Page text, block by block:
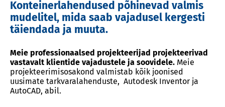
Konteinerlahendused põhinevad valmis
mudelitel, mida saab vajadusel kergesti
täiendada ja muuta.
Meie professionaalsed projekteerijad projekteerivad
vastavalt klientide vajadustele ja soovidele. Meie
projekteerimisosakond valmistab kõik joonised
uusimate tarkvaralahenduste, Autodesk Inventor ja
AutoCAD, abil.